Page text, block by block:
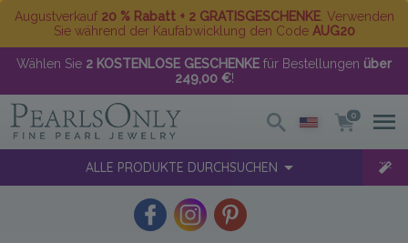
Augustverkauf 20 % Rabatt + 2 GRATISGESCHENKE. Verwenden
Sie während der Kaufabwicklung den Code AUG20
Wählen Sie 2 KOSTENLOSE GESCHENKE für Bestellungen über
249,00 €!
0
ALLE PRODUKTE DURCHSUCHEN